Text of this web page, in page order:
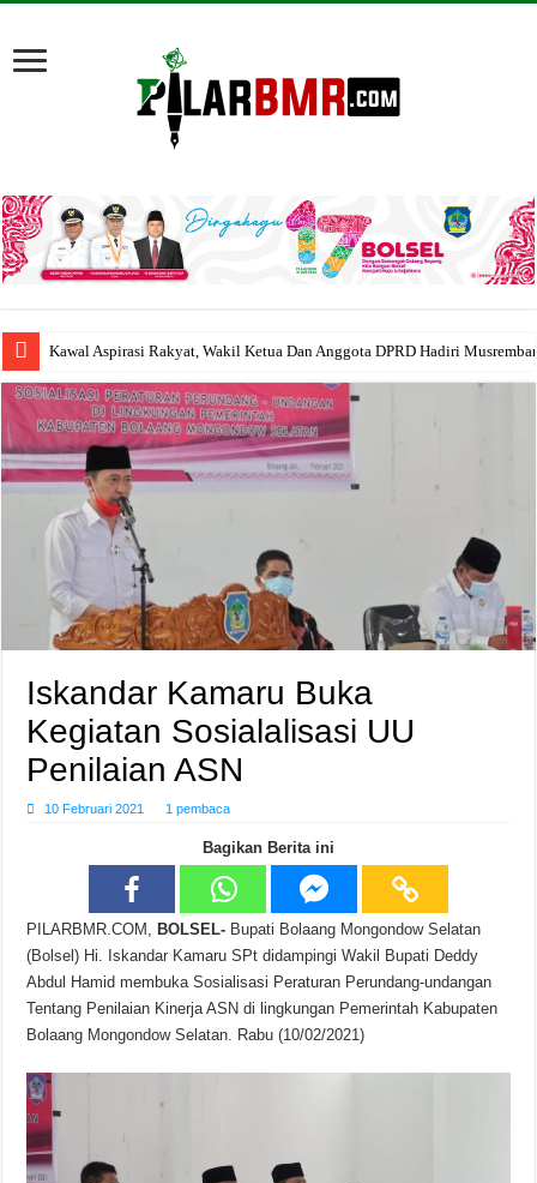
Kawal Aspirasi Rakyat, Wakil Ketua Dan Anggota DPRD Hadiri
Iskandar Kamaru Buka
Kegiatan Sosialalisasi UU
Penilaian ASN
10 Februari 2021 1 pembaca
Bagikan Berita ini
‎PILARBMR.COM, BOLSEL- Bupati Bolaang Mongondow Selatan
(Bolsel) Hi. Iskandar Kamaru SPt didampingi Wakil Bupati Deddy
Abdul Hamid membuka Sosialisasi Peraturan Perundang-undangan
Tentang Penilaian Kinerja ASN di lingkungan Pemerintah Kabupaten
Bolaang Mongondow Selatan. Rabu (10/02/2021)